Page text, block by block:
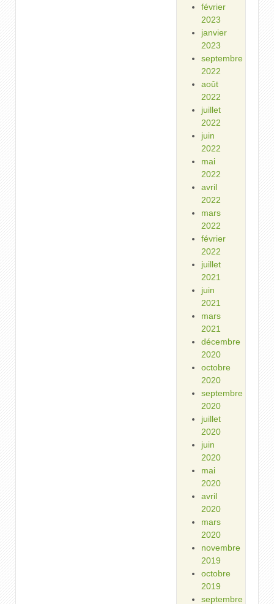
février
2023
janvier
2023
septembre
2022
août
2022
juillet
2022
juin
2022
mai
2022
avril
2022
mars
2022
février
2022
juillet
2021
juin
2021
mars
2021
décembre
2020
octobre
2020
septembre
2020
juillet
2020
juin
2020
mai
2020
avril
2020
mars
2020
novembre
2019
octobre
2019
septembre